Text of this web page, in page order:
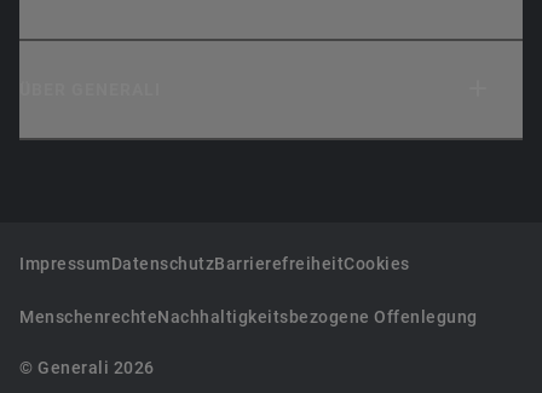
ImpressumDatenschutzBarrierefreiheitCookies
MenschenrechteNachhaltigkeitsbezogene Offenlegung
© Generali 2026